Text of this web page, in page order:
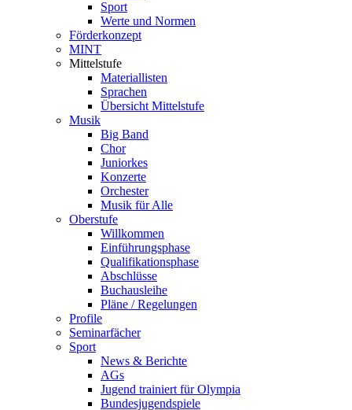
Sport
Werte und Normen
Förderkonzept
MINT
Mittelstufe
Materiallisten
Sprachen
Übersicht Mittelstufe
Musik
Big Band
Chor
Juniorkes
Konzerte
Orchester
Musik für Alle
Oberstufe
Willkommen
Einführungsphase
Qualifikationsphase
Abschlüsse
Buchausleihe
Pläne / Regelungen
Profile
Seminarfächer
Sport
News & Berichte
AGs
Jugend trainiert für Olympia
Bundesjugendspiele